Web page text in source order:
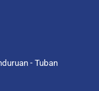
- Tuban